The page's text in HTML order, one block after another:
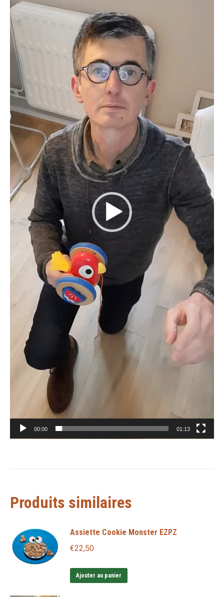
vidéo
00:00 01:13
Produits similaires
Assiette Cookie Monster EZPZ
€22,50
Ajouter au panier